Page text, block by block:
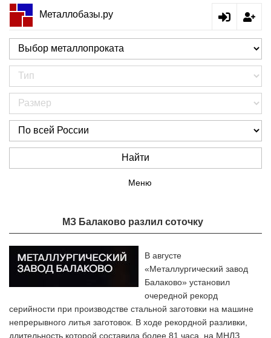
Металлобазы.ру
Найти
Меню
МЗ Балаково разлил соточку
В августе
«Металлургический завод
Балаково» установил
очередной рекорд
серийности при производстве стальной заготовки на машине
непрерывного литья заготовок. В ходе рекордной разливки,
длительность которой составила более 81 часа, на МНЛЗ